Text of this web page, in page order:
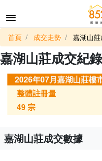
首頁 成交走勢 嘉湖山
嘉湖山莊成交紀
2026年07月嘉湖山莊樓
整體註冊量
49宗
嘉湖山莊成交數據